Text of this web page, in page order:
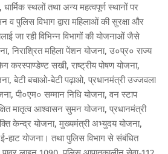
स्थलों तथा अन्य महत्वपूर्ण स्थानों पर
व पुलिस विभाग द्वारा महिलाओं की सुरक्षा और
जा रही विभिन्न विभागों की योजनाओं जैसे
निराश्रित महिला पेंशन योजना, उ०प्र० राज्य
करस्पाण्डेण्ट सखी, राष्ट्रीय पोषण योजना,
बेटी बचाओ-बेटी पढ़ाओ, प्रधानमंत्री उज्जवला
पी०एम० सम्मान निधि योजना, वन स्टाप
मातृत्व आश्वासन सुमन योजना, प्रधानमंत्री
केन्द्र योजना, मुख्यमंत्री अभ्युदय योजना,
हाट योजना। तथा पुलिस विभाग से संबंधित